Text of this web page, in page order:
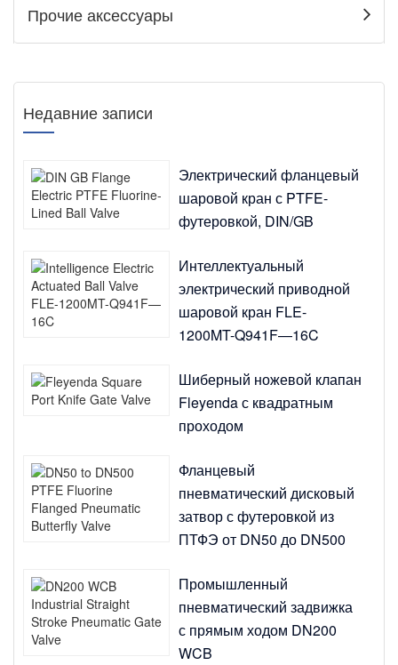
Прочие аксессуары
Недавние записи
Электрический фланцевый
шаровой кран с PTFE-
футеровкой, DIN/GB
Интеллектуальный
электрический приводной
шаровой кран FLE-
1200MT-Q941F—16C
Шиберный ножевой клапан
Fleyenda с квадратным
проходом
Фланцевый
пневматический дисковый
затвор с футеровкой из
ПТФЭ от DN50 до DN500
Промышленный
пневматический задвижка
с прямым ходом DN200
WCB